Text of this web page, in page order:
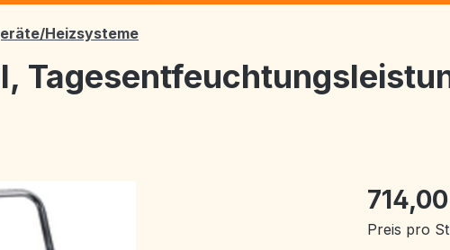
Heizsysteme
Preis pro